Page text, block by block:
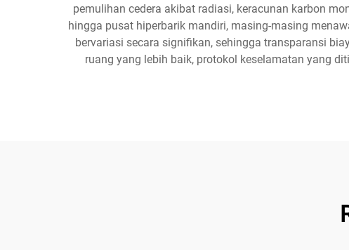
pemulihan cedera akibat radiasi, keracunan karbon
hingga pusat hiperbarik mandiri, masing-masing
bervariasi secara signifikan, sehingga transparansi
ruang yang lebih baik, protokol keselamatan yang